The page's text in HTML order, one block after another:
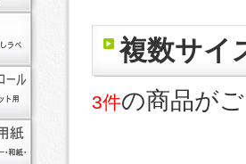
複数サイ
3件の商品が